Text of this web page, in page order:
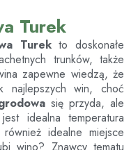
Turek
Turekto doskonałe
trunków, także
zapewne wiedzą, że
najlepszych win, choć
się przyda, ale
idealna temperatura
idealne miejsce